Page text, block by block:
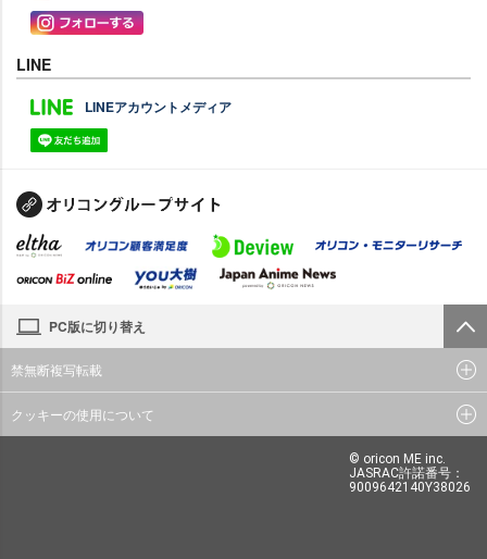
LINE
LINEアカウントメディア
PC版に切り替え
禁無断複写転載
クッキーの使用について
© oricon ME inc.
JASRAC許諾番号：
9009642140Y38026